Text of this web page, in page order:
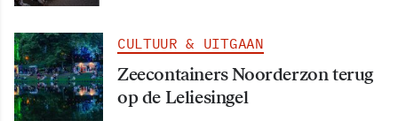
CULTUUR & UITGAAN
Zeecontainers Noorderzon terug
op de Leliesingel